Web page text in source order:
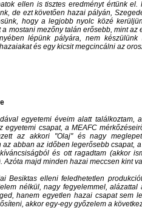
ellen is tisztes eredményt értünk
de ezt követően hazai pályán,
hogy a legjobb nyolc közé
mostani mezőny talán erősebb, mint
lépünk pályára, nem
és egy kicsit megcincálni az
egyetemi éveim alatt találkoztam,
egyetemi csapat, a MEAFC
az akkori "Olaj" és nagy
az abban az időben legerősebb csapat,
és ott ragadtam (akkor
Azóta majd minden hazai meccsen kint
Besiktas elleni feledhetetlen
nélkül, nagy fegyelemmel,
hanem egyetlen hazai csapat sem
akkor egy-egy győzelem a